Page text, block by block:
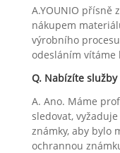
A.YOUNIO přísně
nákupem
výrobního
odesláním vítáme
Q. Nabízíte služby
A. Ano. Máme
sledovat,
známky, aby bylo
ochrannou